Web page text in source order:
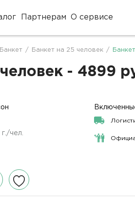
Партнерам О сервисе
Банкет / Банкет на 25 человек /
- 4899
г./чел.